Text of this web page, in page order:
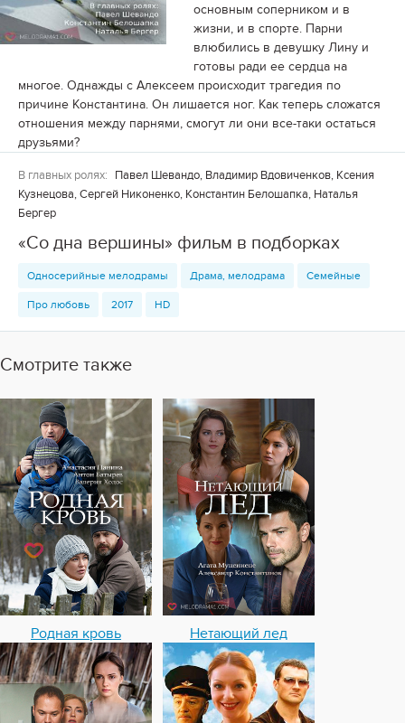
основным соперником и в
жизни, и в спорте. Парни
влюбились в девушку Лину и
готовы ради ее сердца на
многое. Однажды с Алексеем происходит трагедия по
причине Константина. Он лишается ног. Как теперь сложатся
отношения между парнями, смогут ли они все-таки остаться
друзьями?
В главных ролях:
Павел Шевандо, Владимир Вдовиченков, Ксения
Кузнецова, Сергей Никоненко, Константин Белошапка, Наталья
Бергер
«Со дна вершины» фильм в подборках
Односерийные мелодрамы Драма, мелодрама Семейные
Про любовь 2017 HD
Смотрите также
Родная кровь Нетающий лед